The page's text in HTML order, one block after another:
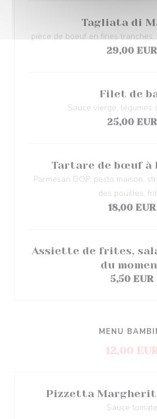
Tagliata di
pièce de boeuf en fines
29,00 EUR
Filet de
Sauce vierge, légumes
25,00 EUR
Tartare de bœuf à
Parmesan DOP, pesto maison,
des pouilles,
18,00 EUR
Assiette de frites,
du
5,50 EUR
MENU
12,00
Pizzetta
Sauce tomate